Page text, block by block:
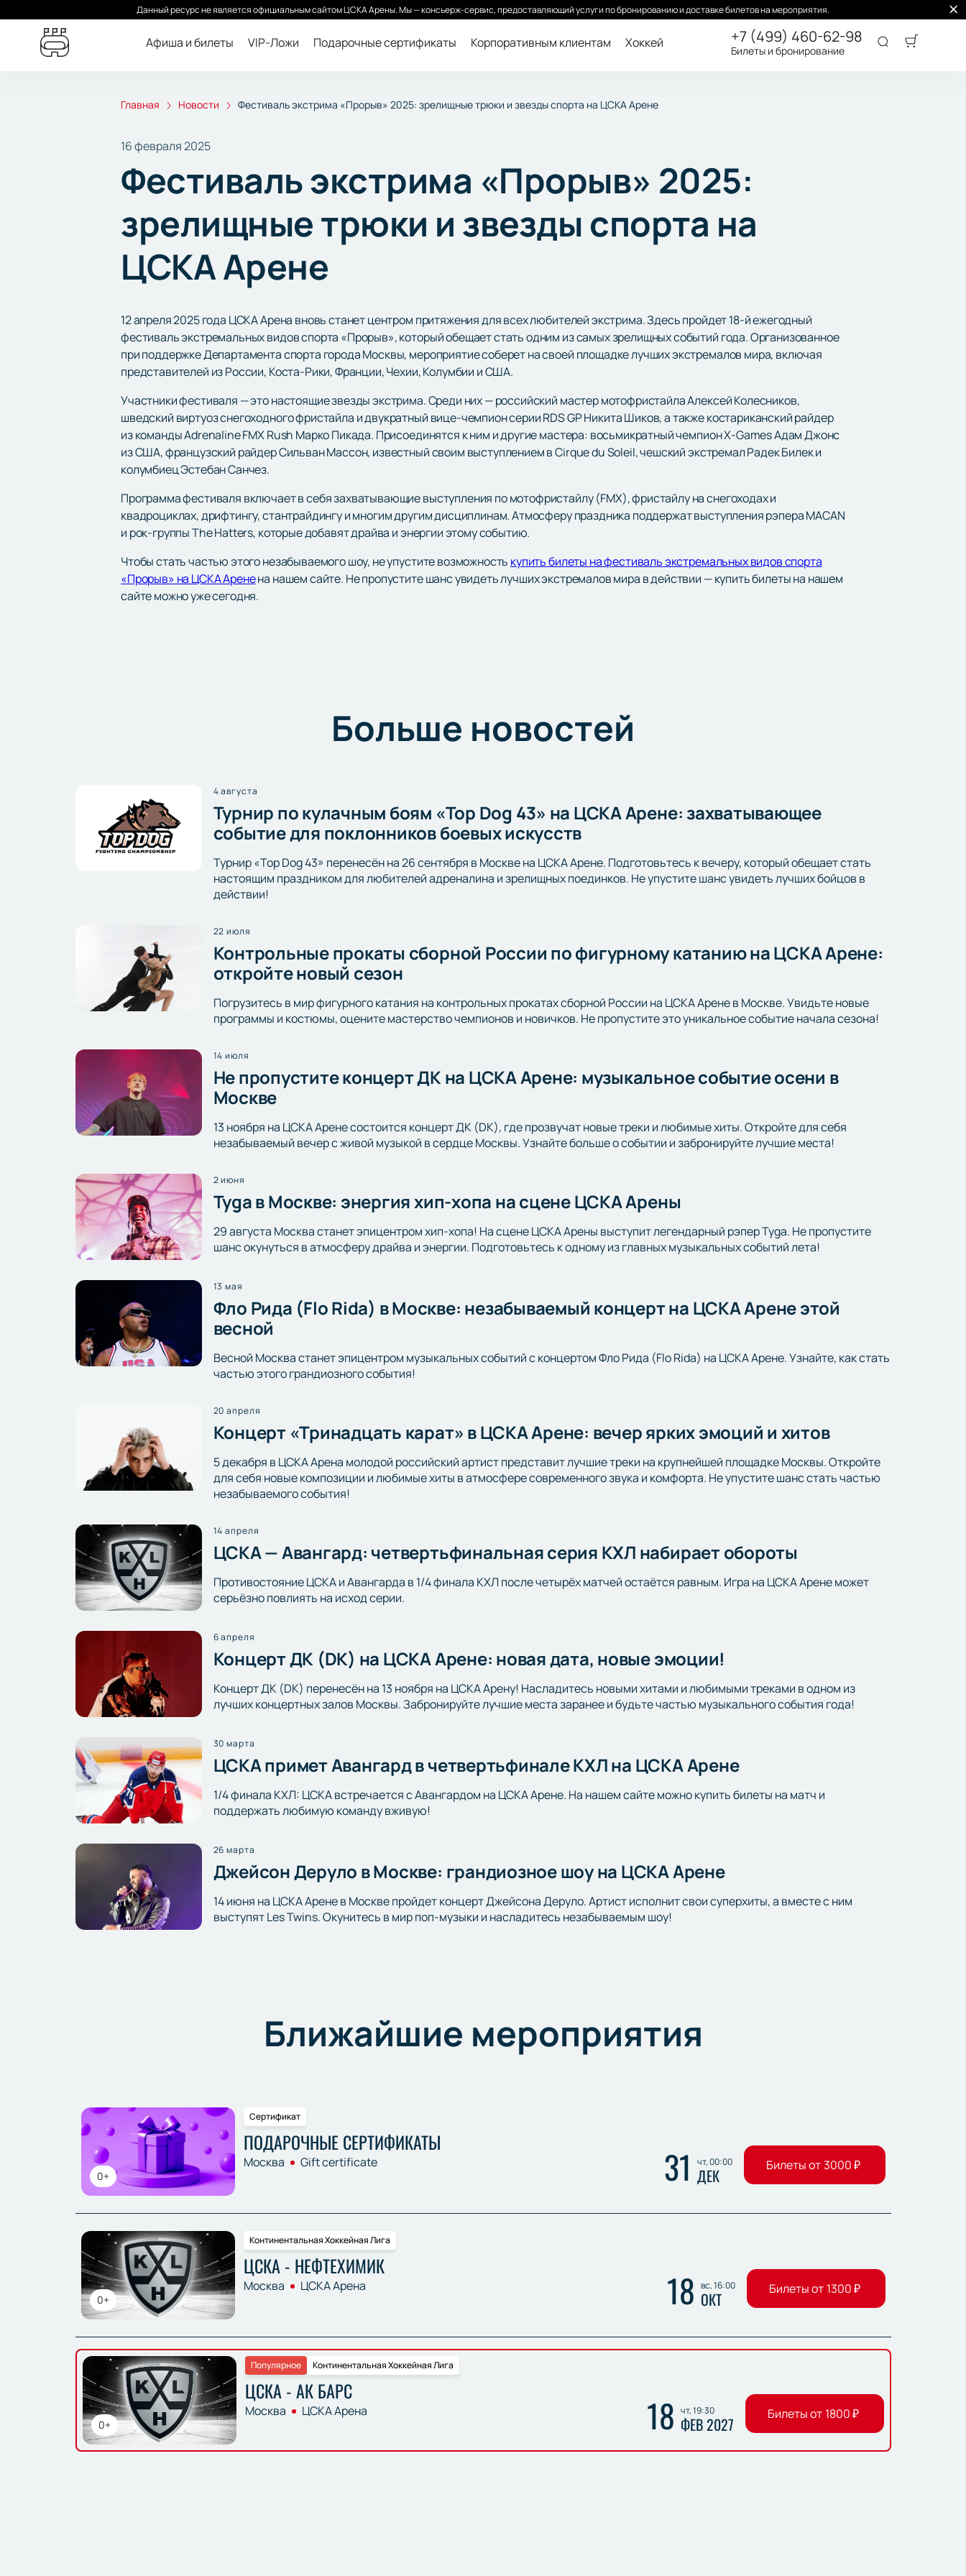
Данный ресурс не является официальным сайтом ЦСКА Арены. Мы — консьерж-сервис, предоставляющий услуги по бронированию и доставке билетов на мероприятия.
Афиша и билеты VIP-Ложи Подарочные сертификаты Корпоративным клиентам Хоккей +7 (499) 460-62-98
Билеты и бронирование
Главная Новости Фестиваль экстрима «Прорыв» 2025: зрелищные трюки и звезды спорта на ЦСКА Арене
16 февраля 2025
Фестиваль экстрима «Прорыв» 2025:
зрелищные трюки и звезды спорта на
ЦСКА Арене
12 апреля 2025 года ЦСКА Арена вновь станет центром притяжения для всех любителей экстрима. Здесь пройдет 18-й ежегодный
фестиваль экстремальных видов спорта «Прорыв», который обещает стать одним из самых зрелищных событий года. Организованное
при поддержке Департамента спорта города Москвы, мероприятие соберет на своей площадке лучших экстремалов мира, включая
представителей из России, Коста-Рики, Франции, Чехии, Колумбии и США.
Участники фестиваля — это настоящие звезды экстрима. Среди них — российский мастер мотофристайла Алексей Колесников,
шведский виртуоз снегоходного фристайла и двукратный вице-чемпион серии RDS GP Никита Шиков, а также костариканский райдер
из команды Adrenaline FMX Rush Марко Пикада. Присоединятся к ним и другие мастера: восьмикратный чемпион X-Games Адам Джонс
из США, французский райдер Сильван Массон, известный своим выступлением в Cirque du Soleil, чешский экстремал Радек Билек и
колумбиец Эстебан Санчез.
Программа фестиваля включает в себя захватывающие выступления по мотофристайлу (FMX), фристайлу на снегоходах и
квадроциклах, дрифтингу, стантрайдингу и многим другим дисциплинам. Атмосферу праздника поддержат выступления рэпера MACAN
и рок-группы The Hatters, которые добавят драйва и энергии этому событию.
Чтобы стать частью этого незабываемого шоу, не упустите возможность купить билеты на фестиваль экстремальных видов спорта
«Прорыв» на ЦСКА Аренена нашем сайте. Не пропустите шанс увидеть лучших экстремалов мира в действии — купить билеты на нашем
сайте можно уже сегодня.
Больше новостей
4 августа
Турнир по кулачным боям «Top Dog 43» на ЦСКА Арене: захватывающее
событие для поклонников боевых искусств
Турнир «Top Dog 43» перенесён на 26 сентября в Москве на ЦСКА Арене. Подготовьтесь к вечеру, который обещает стать
настоящим праздником для любителей адреналина и зрелищных поединков. Не упустите шанс увидеть лучших бойцов в
действии!
22 июля
Контрольные прокаты сборной России по фигурному катанию на ЦСКА Арене:
откройте новый сезон
Погрузитесь в мир фигурного катания на контрольных прокатах сборной России на ЦСКА Арене в Москве. Увидьте новые
программы и костюмы, оцените мастерство чемпионов и новичков. Не пропустите это уникальное событие начала сезона!
14 июля
Не пропустите концерт ДК на ЦСКА Арене: музыкальное событие осени в
Москве
13 ноября на ЦСКА Арене состоится концерт ДК (DK), где прозвучат новые треки и любимые хиты. Откройте для себя
незабываемый вечер с живой музыкой в сердце Москвы. Узнайте больше о событии и забронируйте лучшие места!
2 июня
Tyga в Москве: энергия хип-хопа на сцене ЦСКА Арены
29 августа Москва станет эпицентром хип-хопа! На сцене ЦСКА Арены выступит легендарный рэпер Tyga. Не пропустите
шанс окунуться в атмосферу драйва и энергии. Подготовьтесь к одному из главных музыкальных событий лета!
13 мая
Фло Рида (Flo Rida) в Москве: незабываемый концерт на ЦСКА Арене этой
весной
Весной Москва станет эпицентром музыкальных событий с концертом Фло Рида (Flo Rida) на ЦСКА Арене. Узнайте, как стать
частью этого грандиозного события!
20 апреля
Концерт «Тринадцать карат» в ЦСКА Арене: вечер ярких эмоций и хитов
5 декабря в ЦСКА Арена молодой российский артист представит лучшие треки на крупнейшей площадке Москвы. Откройте
для себя новые композиции и любимые хиты в атмосфере современного звука и комфорта. Не упустите шанс стать частью
незабываемого события!
14 апреля
ЦСКА — Авангард: четвертьфинальная серия КХЛ набирает обороты
Противостояние ЦСКА и Авангарда в 1/4 финала КХЛ после четырёх матчей остаётся равным. Игра на ЦСКА Арене может
серьёзно повлиять на исход серии.
6 апреля
Концерт ДК (DK) на ЦСКА Арене: новая дата, новые эмоции!
Концерт ДК (DK) перенесён на 13 ноября на ЦСКА Арену! Насладитесь новыми хитами и любимыми треками в одном из
лучших концертных залов Москвы. Забронируйте лучшие места заранее и будьте частью музыкального события года!
30 марта
ЦСКА примет Авангард в четвертьфинале КХЛ на ЦСКА Арене
1/4 финала КХЛ: ЦСКА встречается с Авангардом на ЦСКА Арене. На нашем сайте можно купить билеты на матч и
поддержать любимую команду вживую!
26 марта
Джейсон Деруло в Москве: грандиозное шоу на ЦСКА Арене
14 июня на ЦСКА Арене в Москве пройдет концерт Джейсона Деруло. Артист исполнит свои суперхиты, а вместе с ним
выступят Les Twins. Окунитесь в мир поп-музыки и насладитесь незабываемым шоу!
Ближайшие мероприятия
0+
Сертификат
ПОДАРОЧНЫЕ СЕРТИФИКАТЫ
Москва Gift certificate 31 чт, 00:00
ДЕК Билеты от 3000₽
0+
Континентальная Хоккейная Лига
ЦСКА - НЕФТЕХИМИК
Москва ЦСКА Арена 18 вс, 16:00
ОКТ Билеты от 1300₽
0+
Континентальная Хоккейная Лига
Популярное
ЦСКА - АК БАРС
Москва ЦСКА Арена 18 чт, 19:30
ФЕВ 2027 Билеты от 1800₽